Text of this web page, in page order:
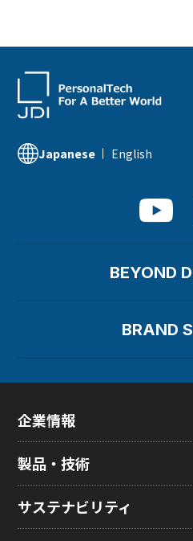
Japanese English
BEYOND
BRAND
企業情報
ごあいさつ
企業理念
製品・技術
eLEAP
サステナビリティ